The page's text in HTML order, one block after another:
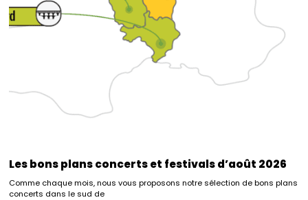
Les bons plans concerts et festivals d’août 2026
Comme chaque mois, nous vous proposons notre sélection de bons plans
concerts dans le sud de